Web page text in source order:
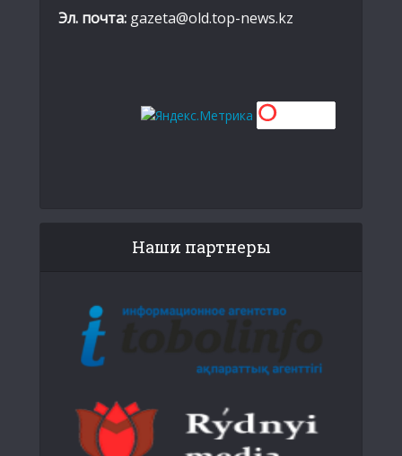
Эл. почта: gazeta@old.top-news.kz
Наши партнеры